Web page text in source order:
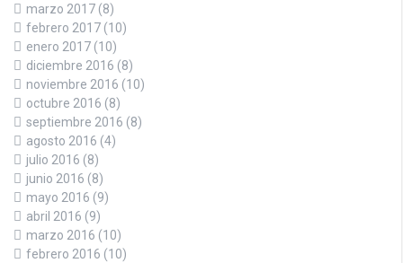
marzo 2017 (8)
febrero 2017 (10)
enero 2017 (10)
diciembre 2016 (8)
noviembre 2016 (10)
octubre 2016 (8)
septiembre 2016 (8)
agosto 2016 (4)
julio 2016 (8)
junio 2016 (8)
mayo 2016 (9)
abril 2016 (9)
marzo 2016 (10)
febrero 2016 (10)